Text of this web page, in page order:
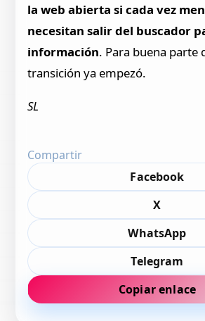
la web abierta si cada vez
necesitan salir del buscador
información. Para buena parte
transición ya empezó.
SL
Compartir
Facebook
X
WhatsApp
Telegram
Copiar enlace